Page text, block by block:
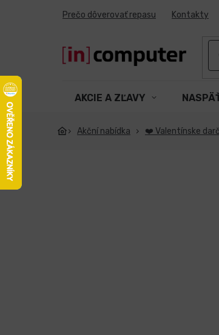
Prečo dôverovať repasu Kontakty
AKCIE A ZĽAVY
Akční nabídka ❤️ Valentínske